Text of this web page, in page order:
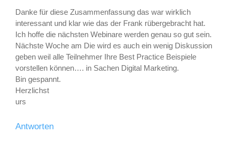
Danke für diese Zusammenfassung das war wirklich
interessant und klar wie das der Frank rübergebracht hat.
Ich hoffe die nächsten Webinare werden genau so gut sein.
Nächste Woche am Die wird es auch ein wenig Diskussion
geben weil alle Teilnehmer Ihre Best Practice Beispiele
vorstellen können…. in Sachen Digital Marketing.
Bin gespannt.
Herzlichst
urs
Antworten